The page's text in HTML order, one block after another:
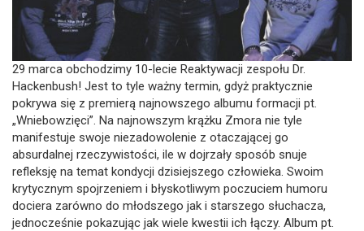
29 marca obchodzimy 10-lecie Reaktywacji zespołu Dr.
Hackenbush! Jest to tyle ważny termin, gdyż praktycznie
pokrywa się z premierą najnowszego albumu formacji pt.
„Wniebowzięci”. Na najnowszym krążku Zmora nie tyle
manifestuje swoje niezadowolenie z otaczającej go
absurdalnej rzeczywistości, ile w dojrzały sposób snuje
refleksję na temat kondycji dzisiejszego człowieka. Swoim
krytycznym spojrzeniem i błyskotliwym poczuciem humoru
dociera zarówno do młodszego jak i starszego słuchacza,
jednocześnie pokazując jak wiele kwestii ich łączy. Album pt.